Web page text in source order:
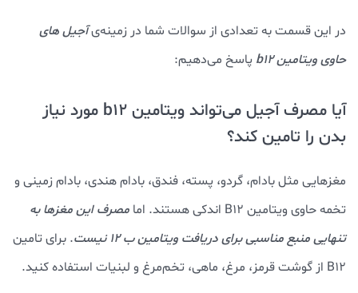
در این قسمت به تعدادی از سوالات شما در زمینه‌یآجیل های
حاوی ویتامین b12
پاسخ می‌دهیم:
آیا مصرف آجیل می‌تواند ویتامین b12 مورد نیاز
بدن را تامین کند؟
مغزهایی مثل بادام، گردو، پسته، فندق، بادام هندی، بادام زمینی و
تخمه‌ حاوی ویتامین B12 اندکی هستند. اما
مصرف این مغزها به
تنهایی منبع مناسبی برای دریافت ویتامین ب 12 نیست
. برای تامین
B12 از گوشت قرمز، مرغ، ماهی، تخم‌مرغ و لبنیات استفاده کنید.